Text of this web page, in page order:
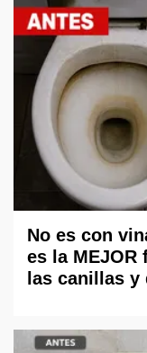
No es con
es la MEJOR
las canillas y